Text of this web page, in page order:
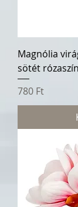
Magnólia
sötét rózaszín
Ár
780 Ft